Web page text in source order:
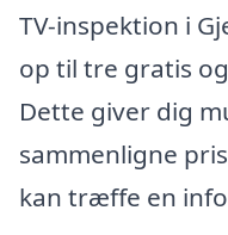
TV-inspektion i
op til tre gratis
Dette giver dig
sammenligne
kan træffe en